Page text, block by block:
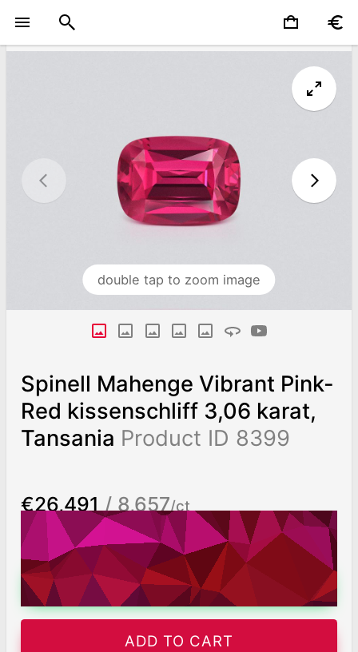
double tap to zoom image
Spinell Mahenge Vibrant Pink-
Red kissenschliff 3,06 karat,
Tansania Product ID 8399
€26,491 / 8,657/ct
Worldwide shipping
Chat on WhatsApp
ADD TO CART